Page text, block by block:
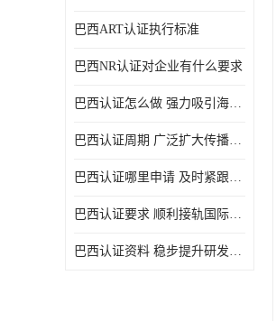
巴西ART认证执行标准
巴西NR认证对企业有什么要求
巴西认证怎么做 强力吸引海外投资
巴西认证周期 广泛扩大传播范围
巴西认证哪里申请 及时紧跟法规变化
巴西认证要求 顺利接轨国际规范
巴西认证资料 稳步提升研发能力